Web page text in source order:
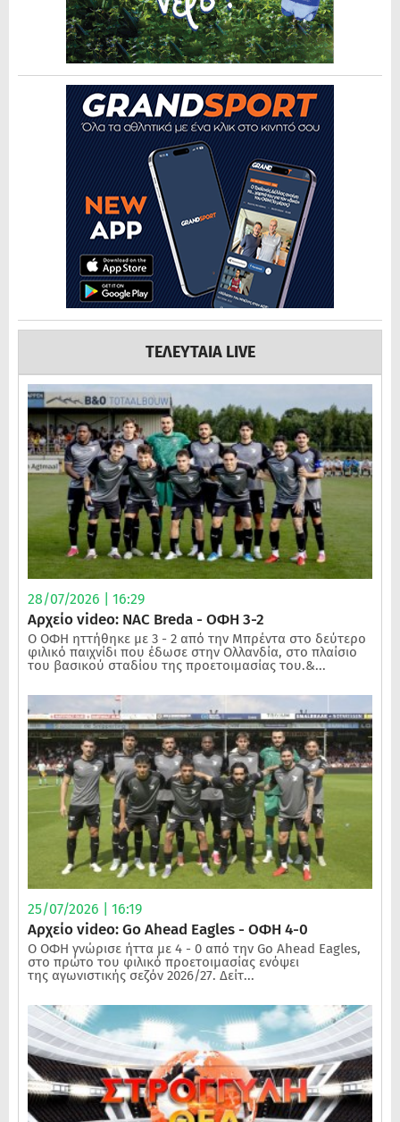
ΤΕΛΕΥΤΑΙΑ LIVE
28/07/2026 | 16:29
Αρχείο video: NAC Breda - ΟΦΗ 3-2
Ο ΟΦΗ ηττήθηκε με 3 - 2 από την Μπρέντα στο δεύτερο
φιλικό παιχνίδι που έδωσε στην Ολλανδία, στο πλαίσιο
του βασικού σταδίου της προετοιμασίας του.&...
25/07/2026 | 16:19
Αρχείο video: Go Ahead Eagles - ΟΦΗ 4-0
Ο ΟΦΗ γνώρισε ήττα με 4 - 0 από την Go Ahead Eagles,
στο πρώτο του φιλικό προετοιμασίας ενόψει
της αγωνιστικής σεζόν 2026/27. Δείτ...